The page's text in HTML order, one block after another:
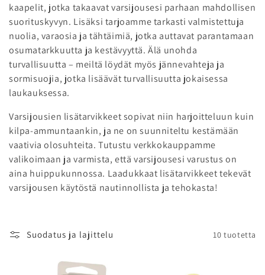
kaapelit, jotka takaavat varsijousesi parhaan mahdollisen
suorituskyvyn. Lisäksi tarjoamme tarkasti valmistettuja
nuolia, varaosia ja tähtäimiä, jotka auttavat parantamaan
osumatarkkuutta ja kestävyyttä. Älä unohda
turvallisuutta – meiltä löydät myös jännevahteja ja
sormisuojia, jotka lisäävät turvallisuutta jokaisessa
laukauksessa.
Varsijousien lisätarvikkeet sopivat niin harjoitteluun kuin
kilpa-ammuntaankin, ja ne on suunniteltu kestämään
vaativia olosuhteita. Tutustu verkkokauppamme
valikoimaan ja varmista, että varsijousesi varustus on
aina huippukunnossa. Laadukkaat lisätarvikkeet tekevät
varsijousen käytöstä nautinnollista ja tehokasta!
Suodatus ja lajittelu 10 tuotetta